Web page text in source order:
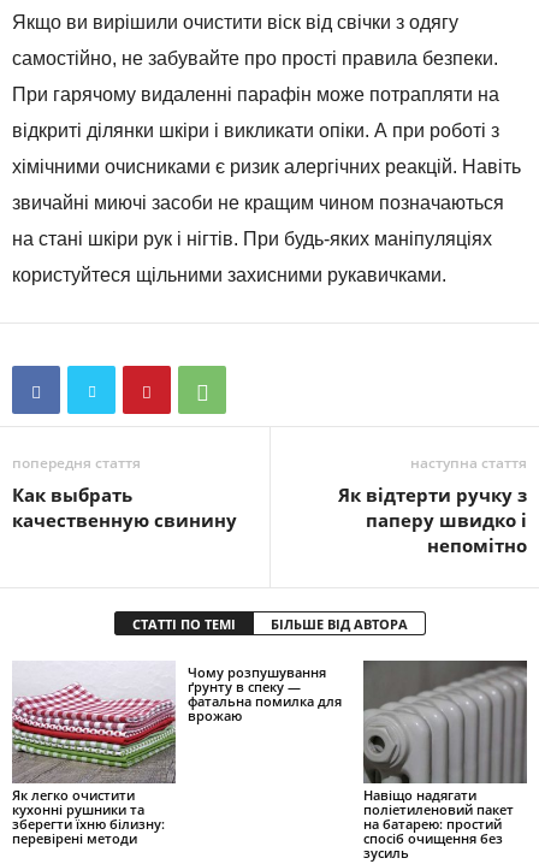
Якщо ви вирішили очистити віск від свічки з одягу
самостійно, не забувайте про прості правила безпеки.
При гарячому видаленні парафін може потрапляти на
відкриті ділянки шкіри і викликати опіки. А при роботі з
хімічними очисниками є ризик алергічних реакцій. Навіть
звичайні миючі засоби не кращим чином позначаються
на стані шкіри рук і нігтів. При будь-яких маніпуляціях
користуйтеся щільними захисними рукавичками.
попередня стаття
Как выбрать
качественную свинину
наступна стаття
Як відтерти ручку з
паперу швидко і
непомітно
СТАТТІ ПО ТЕМІ БІЛЬШЕ ВІД АВТОРА
Як легко очистити
кухонні рушники та
зберегти їхню білизну:
перевірені методи
Чому розпушування
ґрунту в спеку —
фатальна помилка для
врожаю
Навіщо надягати
поліетиленовий пакет
на батарею: простий
спосіб очищення без
зусиль